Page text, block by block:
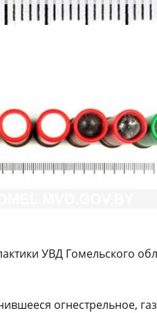
УВД Гомельского
огнестрельное,